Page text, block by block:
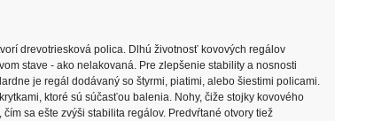
drevotriesková polica. Dlhú životnosť kovových regálov
stave - ako nelakovaná. Pre zlepšenie stability a nosnosti
je regál dodávaný so štyrmi, piatimi, alebo šiestimi policami.
ktoré sú súčasťou balenia. Nohy, čiže stojky kovového
sa ešte zvýši stabilita regálov. Predvŕtané otvory tiež